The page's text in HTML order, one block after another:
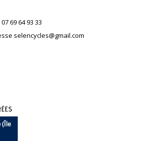
69 64 93 33
selencycles@gmail.com